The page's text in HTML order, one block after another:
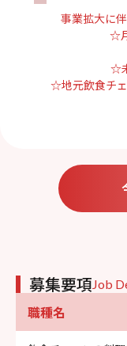
事業拡大に
☆
☆
☆地元飲食チェ
募集要項Job
職種名